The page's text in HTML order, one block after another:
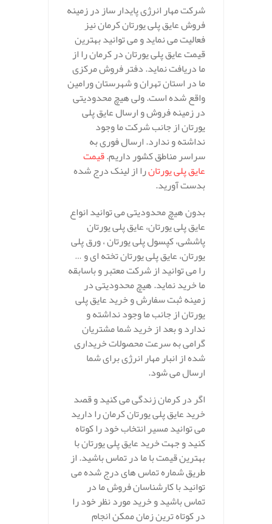
شرکت مهار انرژی پایدار ساز در زمینه
فروش عایق پلی یورتان کرمان نیز
فعالیت می نماید و می توانید بهترین
قیمت عایق پلی یورتان در کرمان را از
ما دریافت نماید. دفتر فروش مرکزی
ما در استان تهران و شهرستان ورامین
واقع شده است. ولی هیچ محدودیتی
در زمینه فروش و ارسال عایق پلی
یورتان از جانب شرکت ما وجود
نداشته و ندارد. ارسال فوری به
سراسر مناطق کشور داریم.قیمت
عایق پلی یورتانرا از لینک درج شده
بدست آورید.
بدون هیچ محدودیتی می توانید انواع
عایق پلی یورتان، عایق پلی یورتان
پاششی، کپسول پلی یورتان ، ورق پلی
یورتان، عایق پلی یورتان تخته ای و …
را می توانید از شرکت معتبر و باسابقه
ما خرید نماید. هیچ محدودیتی در
زمینه ثبت سفارش و خرید عایق پلی
یورتان از جانب ما وجود نداشته و
ندارد و بعد از خرید شما مشتریان
گرامی به سرعت محصولات خریداری
شده از انبار مهار انرژی برای شما
ارسال می شود.
اگر در کرمان زندگی می کنید و قصد
خرید عایق پلی یورتان کرمان را دارید
می توانید مسیر انتخاب خود را کوتاه
کنید و جهت خرید عایق پلی یورتان با
بهترین قیمت با ما در تماس باشید. از
طریق شماره تماس های درج شده می
توانید با کارشناسان فروش ما در
تماس باشید و خرید مورد نظر خود را
در کوتاه ترین زمان ممکن انجام